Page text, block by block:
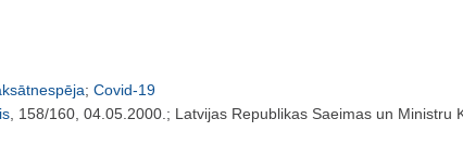
; Covid-19
, 158/160, 04.05.2000.; Latvijas Republikas Saeimas un Ministru